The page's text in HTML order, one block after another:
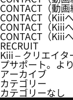
CONTACT（動
CONTACT（Kiii
CONTACT（Kiii
CONTACT（Kiii
RECRUIT
Kiii – クリエイタ
プサポート。よ
アーカイブ
カテゴリー
カテゴリーなし